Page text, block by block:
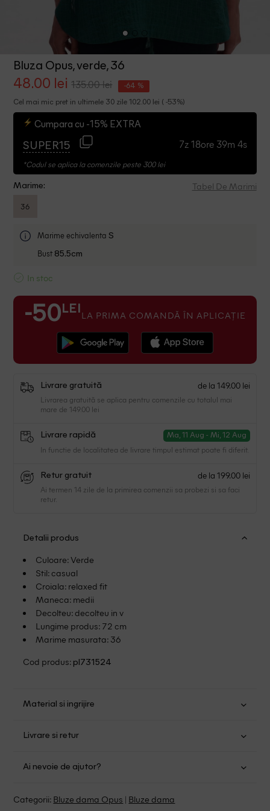
Bluza Opus, verde, 36
48.00 lei 135.00 lei -64 %
Cel mai mic pret in ultimele 30 zile 102.00 lei ( -53%)
Cumpara cu -15% EXTRA
SUPER15 7z 18ore 39m 3s
*Codul se aplica la comenzile peste 300 lei
Marime: Tabel De Marimi
36
Marime echivalenta S
Bust 85.5cm
In stoc
-50 LEI LA PRIMA COMANDĂ ÎN APLICAȚIE
Livrare gratuită de la 149.00 lei
Livrarea gratuită se aplica pentru comenzile cu totalul mai
mare de 149.00 lei
Livrare rapidă Ma, 11 Aug - Mi, 12 Aug
In functie de localitatea de livrare timpul estimat poate fi diferit.
Retur gratuit de la 199.00 lei
Ai termen 14 zile de la primirea comenzii sa probezi si sa faci
retur.
Detalii produs
Culoare: Verde
Stil: casual
Croiala: relaxed fit
Maneca: medii
Decolteu: decolteu in v
Lungime produs: 72 cm
Marime masurata: 36
Cod produs: pl731524
Material si ingrijire
Nu folositi inalbitor
Nu uscati in uscator
Curatati delicat cu percloretilena
Livrare si retur
mare de 149.00 lei.
Ai nevoie de ajutor?
Categorii: Bluze dama Opus | Bluze dama